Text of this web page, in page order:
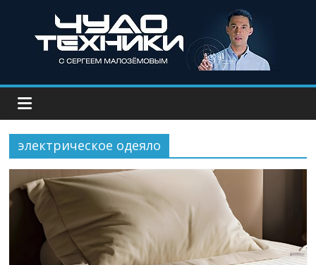
электрическое одеяло